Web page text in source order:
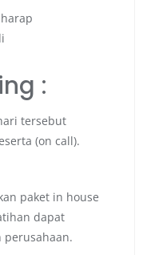
:
tersebut
(on call).
paket in house
dapat
perusahaan.